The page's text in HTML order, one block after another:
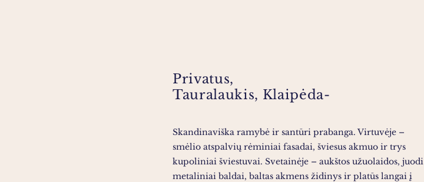
Privatus,
Tauralaukis, Klaipėda-
Skandinaviška ramybė ir santūri prabanga. Virtuvėje –
smėlio atspalvių rėminiai fasadai, šviesus akmuo ir trys
kupoliniai šviestuvai. Svetainėje – aukštos užuolaidos, juodi
metaliniai baldai, baltas akmens židinys ir platūs langai į